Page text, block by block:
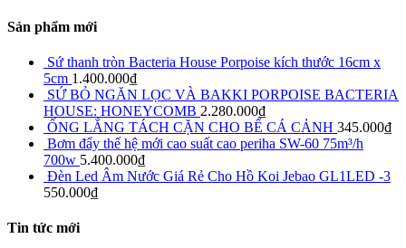
Sản phẩm mới
Sứ thanh tròn Bacteria House Porpoise kích thước 16cm x
5cm 1.400.000₫
SỨ BỎ NGĂN LỌC VÀ BAKKI PORPOISE BACTERIA
HOUSE: HONEYCOMB 2.280.000₫
ỐNG LẮNG TÁCH CẶN CHO BỂ CÁ CẢNH 345.000₫
Bơm đẩy thế hệ mới cao suất cao periha SW-60 75m³/h
700w 5.400.000₫
Đèn Led Âm Nước Giá Rẻ Cho Hồ Koi Jebao GL1LED -3
550.000₫
Tin tức mới